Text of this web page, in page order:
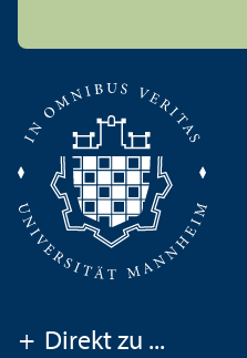
+ Direkt zu ...